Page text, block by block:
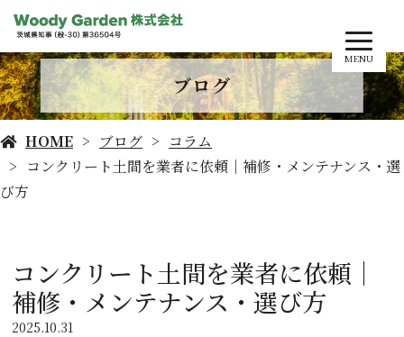
MENU
ブログ
HOME ブログ
コラム
コンクリート土間を業者に依頼｜補修・メンテナンス・選
び方
コンクリート土間を業者に依頼｜
補修・メンテナンス・選び方
2025.10.31